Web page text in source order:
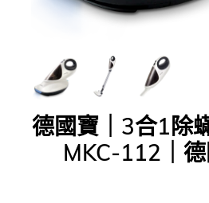
德國寶｜3合1除
MKC-112｜